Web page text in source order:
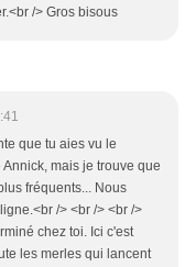
/> Gros bisous
que tu aies vu le
mais je trouve que
fréquents... Nous
/> <br /> <br />
chez toi. Ici c'est
les merles qui lancent